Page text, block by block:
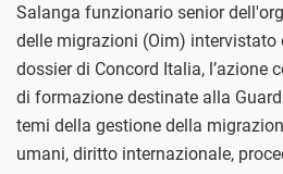
Salanga funzionario senior
delle migrazioni (Oim) intervistato
dossier di Concord Italia, l’azione
di formazione destinate alla
temi della gestione della
umani, diritto internazionale,